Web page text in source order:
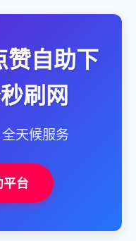
赞自助下
刷网
全天候服务
平台